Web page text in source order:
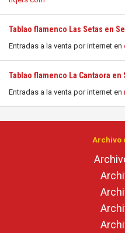
Tablao flamenco Las Setas en
Entradas a la venta por internet en
Tablao flamenco La Cantaora en
Entradas a la venta por internet en
Archivo